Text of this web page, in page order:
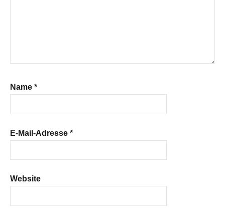
Name *
E-Mail-Adresse *
Website